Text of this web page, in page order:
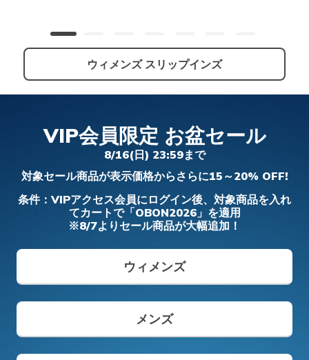
ウィメンズ スリップインズ
スケッチャーズ スリップインズ：アーチ
フィット ディーライツ 330 - モダン レト
メンズ
¥ 19,690
スケッチャーズ スリ
メンズ スリップインズ
スケッチャーズ スリップインズ：コンツ
アーフォーム - コージーフィット
からの値引き
¥ 8,690から¥ 5,900
スケッチャーズ スリ
¥ 6,490
キッズ スリップインズ
VIP会員限定 お盆セール
8/16(日) 23:59まで
対象セール商品が表示価格からさらに15～20% OFF!
条件：VIPアクセス会員にログイン後、対象商品を入れ
てカートで「OBON2026」を適用
※8/7よりセール商品が大幅追加！
ウィメンズ
メンズ